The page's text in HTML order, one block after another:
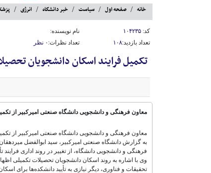
خانه صفحه اول سیاست خبر دانشگاه انرژی
کد: نام نویسنده:
تعداد بازدید:۱۰۸ تعداد نظرات: ۰ نظر
تکمیل فرایند اسکان دانشجویان
معاون فرهنگی و دانشجویی دانشگاه صنعتی امیرکبیر از
معاون فرهنگی و دانشجویی دانشگاه صنعتی امیرکبیر از
فرهنگی و دانشجویی دانشگاه، از تغییر در روند اداری فرایند
وی با اشاره به روند اسکان دانشجویان تحصیلات تکمیلی
تحقیقات و فناوری، دیگر نیازی به تأیید دانشکده‌ها برای